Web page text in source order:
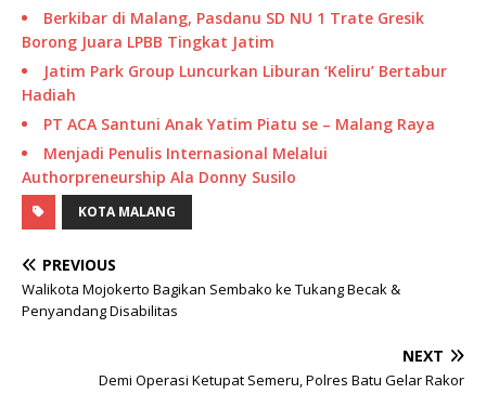
Berkibar di Malang, Pasdanu SD NU 1 Trate Gresik
Borong Juara LPBB Tingkat Jatim
Jatim Park Group Luncurkan Liburan ‘Keliru’ Bertabur
Hadiah
PT ACA Santuni Anak Yatim Piatu se – Malang Raya
Menjadi Penulis Internasional Melalui
Authorpreneurship Ala Donny Susilo
KOTA MALANG
PREVIOUS
Walikota Mojokerto Bagikan Sembako ke Tukang Becak &
Penyandang Disabilitas
NEXT
Demi Operasi Ketupat Semeru, Polres Batu Gelar Rakor